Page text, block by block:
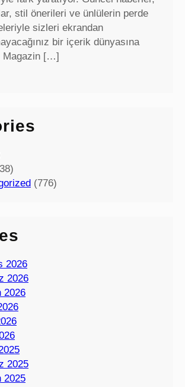
stil önerileri ve ünlülerin perde
sizleri ekrandan
bir içerik dünyasına
Magazin […]
(776)
2026
2026
2026
2025
2025